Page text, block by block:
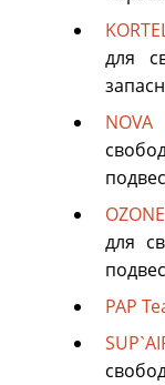
для
для
PAP